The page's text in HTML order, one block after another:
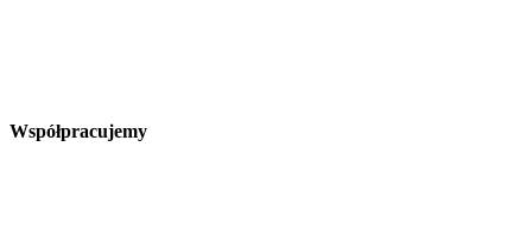
Współpracujemy